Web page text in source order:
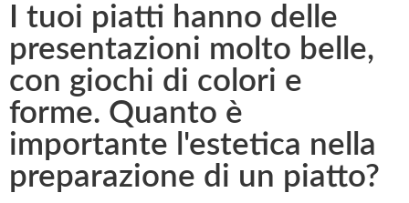
I tuoi piatti hanno delle
presentazioni molto belle,
con giochi di colori e
forme. Quanto è
importante l'estetica nella
preparazione di un piatto?